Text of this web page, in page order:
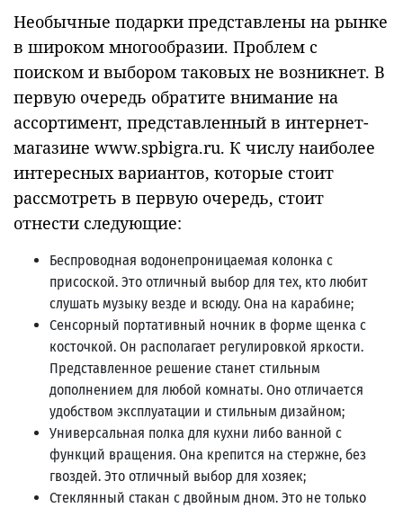
Необычные подарки представлены на рынке
в широком многообразии. Проблем с
поиском и выбором таковых не возникнет. В
первую очередь обратите внимание на
ассортимент, представленный в интернет-
магазине www.spbigra.ru. К числу наиболее
интересных вариантов, которые стоит
рассмотреть в первую очередь, стоит
отнести следующие:
Беспроводная водонепроницаемая колонка с
присоской. Это отличный выбор для тех, кто любит
слушать музыку везде и всюду. Она на карабине;
Сенсорный портативный ночник в форме щенка с
косточкой. Он располагает регулировкой яркости.
Представленное решение станет стильным
дополнением для любой комнаты. Оно отличается
удобством эксплуатации и стильным дизайном;
Универсальная полка для кухни либо ванной с
функций вращения. Она крепится на стержне, без
гвоздей. Это отличный выбор для хозяек;
Стеклянный стакан с двойным дном. Это не только